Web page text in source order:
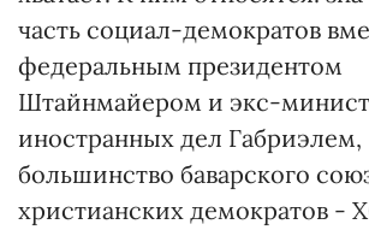
часть социал-демократов
федеральным президентом
Штайнмайером и экс-
иностранных дел Габриэлем,
большинство баварского
христианских демократов -